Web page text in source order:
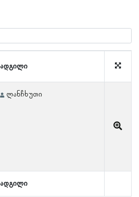
ადგილი
ადგილი
ლანჩხუთი